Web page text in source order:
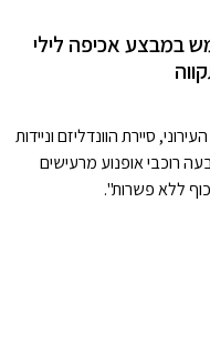
במבצע אכיפה לילי
סיירת הוונדליזם וניידות
רוכבי אופנוע מרעישים
ללא פשרות".